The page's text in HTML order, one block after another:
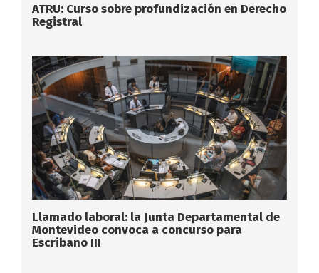
ATRU: Curso sobre profundización en Derecho
Registral
Llamado laboral: la Junta Departamental de
Montevideo convoca a concurso para
Escribano III